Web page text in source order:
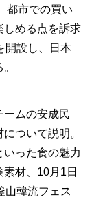
都市での買い
しめる点を訴求
開設し、日本
ムの安成民
ついて説明。
った食の魅力
材、10月1日
山韓流フェス